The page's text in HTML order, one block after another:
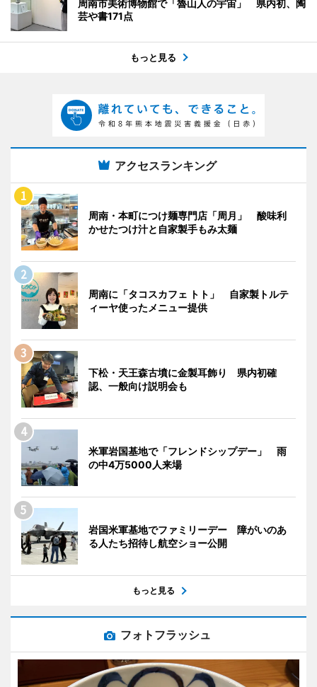
周南市美術博物館で「魯山人の宇宙」 県内初、陶
芸や書171点
もっと見る
アクセスランキング
周南・本町につけ麺専門店「周月」 酸味利
かせたつけ汁と自家製手もみ太麺
周南に「タコスカフェ トト」 自家製トルテ
ィーヤ使ったメニュー提供
下松・天王森古墳に金製耳飾り 県内初確
認、一般向け説明会も
米軍岩国基地で「フレンドシップデー」 雨
の中4万5000人来場
岩国米軍基地でファミリーデー 障がいのあ
る人たち招待し航空ショー公開
もっと見る
フォトフラッシュ